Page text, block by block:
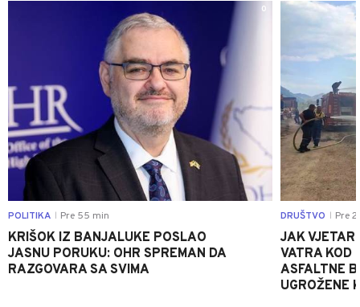
0
POLITIKA Pre 55 min
KRIŠOK IZ BANJALUKE POSLAO
JASNU PORUKU: OHR SPREMAN DA
RAZGOVARA SA SVIMA
DRUŠTVO Pre 2
JAK VJETAR
VATRA KOD
ASFALTNE
UGROŽENE